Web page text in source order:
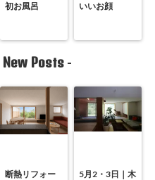
初お風呂
いいお顔
New Posts -
断熱リフォー
5月2・3日｜木